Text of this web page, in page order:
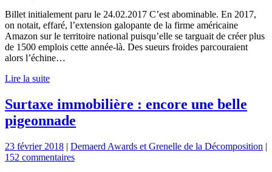
Billet initialement paru le 24.02.2017 C’est abominable. En 2017,
on notait, effaré, l’extension galopante de la firme américaine
Amazon sur le territoire national puisqu’elle se targuait de créer plus
de 1500 emplois cette année-là. Des sueurs froides parcouraient
alors l’échine…
Lire la suite
Surtaxe immobilière : encore une belle
pigeonnade
23 février 2018 | Demaerd Awards et Grenelle de la Décomposition |
152 commentaires